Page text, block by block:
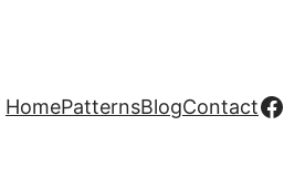
HomePatternsBlogContact